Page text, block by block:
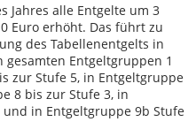
Jahres alle Entgelte um 3
Euro erhöht. Das führt zu
des Tabellenentgelts in
Entgeltgruppen 1
zur Stufe 5, in Entgeltgruppe
8 bis zur Stufe 3, in
in Entgeltgruppe 9b Stufe